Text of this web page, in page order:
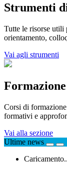
Strumenti
Tutte le risorse utili
orientamento,
Vai agli strumenti
Corsi di
formativi e
Vai alla sezione
Ultime news